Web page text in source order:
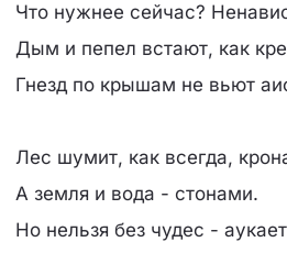
Что нужнее сейчас?
Дым и пепел встают, как
Гнезд по крышам не вьют
Лес шумит, как всегда,
А земля и вода - стонами.
Но нельзя без чудес - аукает